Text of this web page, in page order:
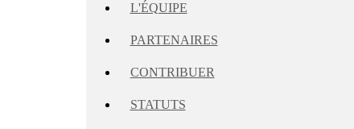
L'ÉQUIPE
PARTENAIRES
CONTRIBUER
STATUTS